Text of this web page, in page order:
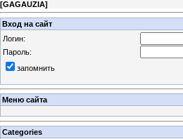
[GAGAUZIA]
Вход на сайт
Логин:
Пароль:
запомнить
Меню сайта
Categories